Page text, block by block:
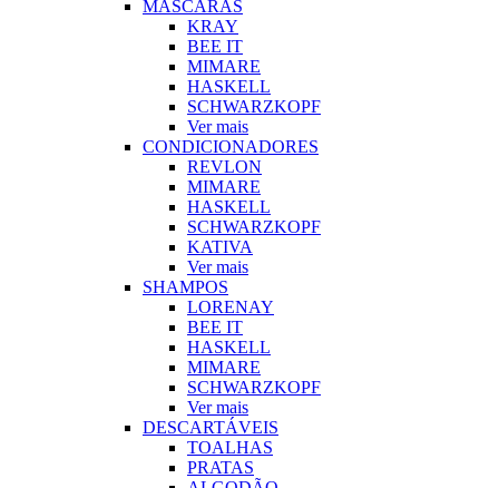
MÁSCARAS
KRAY
BEE IT
MIMARE
HASKELL
SCHWARZKOPF
Ver mais
CONDICIONADORES
REVLON
MIMARE
HASKELL
SCHWARZKOPF
KATIVA
Ver mais
SHAMPOS
LORENAY
BEE IT
HASKELL
MIMARE
SCHWARZKOPF
Ver mais
DESCARTÁVEIS
TOALHAS
PRATAS